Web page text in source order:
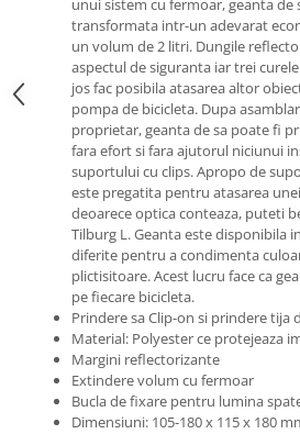
Schimbator Foi
Manete Schimbator
Etrier frana
Angrenaje
Ureche cadru
Disc frana
Monobloc
unui sistem cu fermoar, geanta de
transformata intr-un adevarat
un volum de 2 litri. Dungile
aspectul de siguranta iar trei
jos fac posibila atasarea altor
pompa de bicicleta. Dupa
proprietar, geanta de sa poate fi
fara efort si fara ajutorul niciunui
suportului cu clips. Apropo de
este pregatita pentru atasarea
deoarece optica conteaza, puteti
Tilburg L. Geanta este disponibila
diferite pentru a condimenta
plictisitoare. Acest lucru face ca
pe fiecare bicicleta.
Prindere sa Clip-on si prindere tija
Material: Polyester ce protejeaza
Margini reflectorizante
Extindere volum cu fermoar
Bucla de fixare pentru lumina
Dimensiuni: 105-180 x 115 x 180